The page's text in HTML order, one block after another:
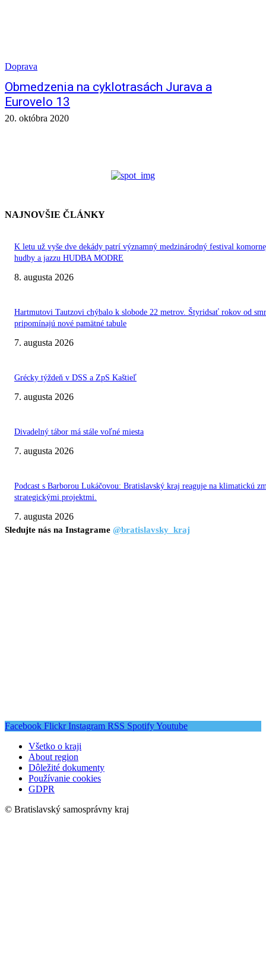
Doprava
Obmedzenia na cyklotrasách Jurava a
Eurovelo 13
20. októbra 2020
NAJNOVŠIE ČLÁNKY
K letu už vyše dve dekády patrí významný medzinárodný festival
hudby a jazzu HUDBA MODRE
8. augusta 2026
Hartmutovi Tautzovi chýbalo k slobode 22 metrov. Štyridsať rokov od
pripomínajú nové pamätné tabule
7. augusta 2026
Grécky týždeň v DSS a ZpS Kaštieľ
7. augusta 2026
Divadelný tábor má stále voľné miesta
7. augusta 2026
Podcast s Barborou Lukáčovou: Bratislavský kraj reaguje na klimatickú
strategickými projektmi.
7. augusta 2026
Sledujte nás na Instagrame @bratislavsky_kraj
Facebook Flickr Instagram RSS SpotifyYoutube
Všetko o kraji
About region
Dôležité dokumenty
Používanie cookies
GDPR
© Bratislavský samosprávny kraj